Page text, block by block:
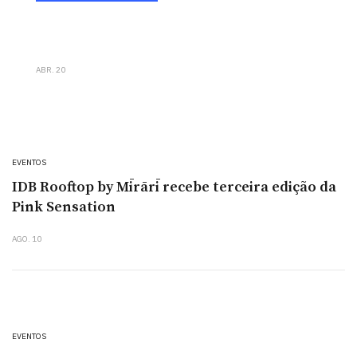
ABR. 20
EVENTOS
IDB Rooftop by Mīrārī recebe terceira edição da
Pink Sensation
AGO. 10
EVENTOS